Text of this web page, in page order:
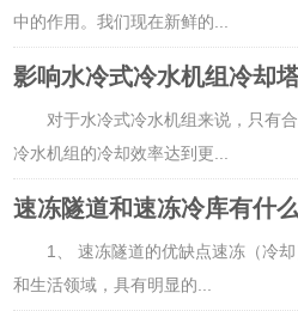
中的作用。我们现在新鲜的...
对于水冷式冷水机组来说，只有
冷水机组的冷却效率达到更...
速冻隧道和速冻冷库有什
1、 速冻隧道的优缺点速冻（冷
和生活领域，具有明显的...